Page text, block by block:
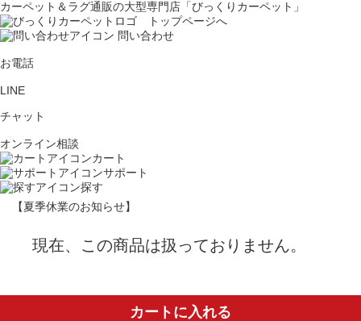
カーペット＆ラグ通販の大型専門店「びっくりカーペット」
問い合わせ
お電話
LINE
チャット
オンライン相談
カート
サポート
探す
【夏季休業のお知らせ】
現在、この商品は扱っておりません。
カートに入れる